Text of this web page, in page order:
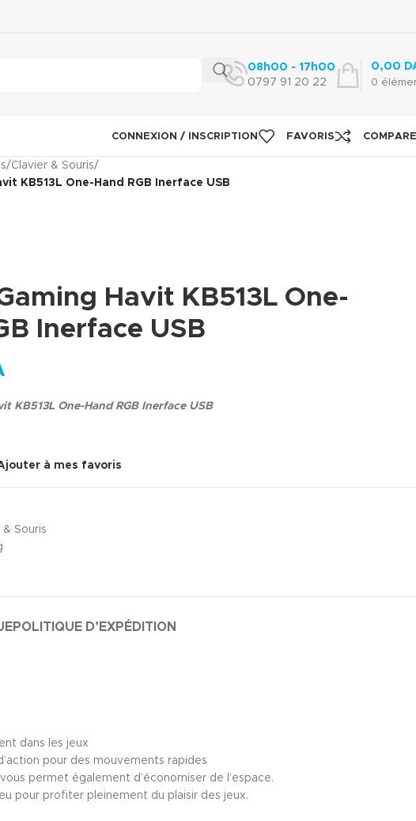
08h00 - 17h00
0797 91 20 22
0
0,00
CONNEXION / INSCRIPTION FAVORIS
/Clavier & Souris/
KB513L One-Hand RGB Inerface USB
Havit KB513L One-
Inerface USB
KB513L One-Hand RGB Inerface USB
à mes favoris
& Souris
POLITIQUE D’EXPÉDITION
dans les jeux
pour des mouvements rapides
permet également d’économiser de l’espace.
pour profiter pleinement du plaisir des jeux.